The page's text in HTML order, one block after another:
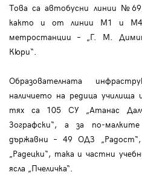
Това са автобусни линии
както и от линии М1 и
метростанции – „Г. М.
Кюри“.
Образователната
наличието на редица
тях са 105 СУ „Атанас
Зографски“, а за по-
държавни – 49 ОДЗ
„Радецки“, така и частни
ясла „Пчеличка“.